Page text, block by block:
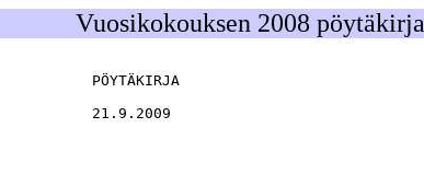
Vuosikokouksen 2008 pöytäkirja
PÖYTÄKIRJA
21.9.2009